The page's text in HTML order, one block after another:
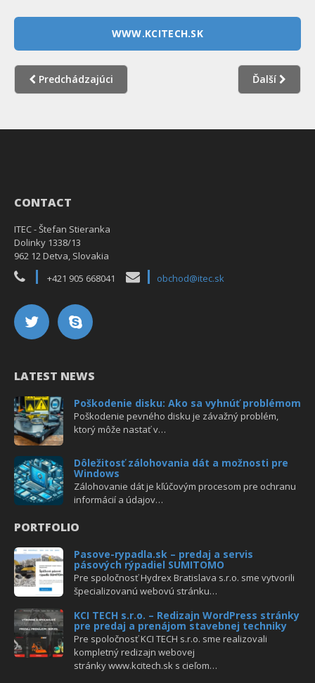
WWW.KCITECH.SK
Predchádzajúci Ďalší
CONTACT
ITEC - Štefan Stieranka
Dolinky 1338/13
962 12 Detva, Slovakia
+421 905 668041
obchod@itec.sk
LATEST NEWS
Poškodenie disku: Ako sa vyhnúť problémom
Poškodenie pevného disku je závažný problém,
ktorý môže nastať v…
Dôležitosť zálohovania dát a možnosti pre
Windows
Zálohovanie dát je kľúčovým procesom pre ochranu
informácií a údajov…
PORTFOLIO
Pasove-rypadla.sk – predaj a servis
pásových rýpadiel SUMITOMO
Pre spoločnosť Hydrex Bratislava s.r.o. sme vytvorili
špecializovanú webovú stránku…
KCI TECH s.r.o. – Redizajn WordPress stránky
pre predaj a prenájom stavebnej techniky
Pre spoločnosť KCI TECH s.r.o. sme realizovali
kompletný redizajn webovej
stránky www.kcitech.sk s cieľom…